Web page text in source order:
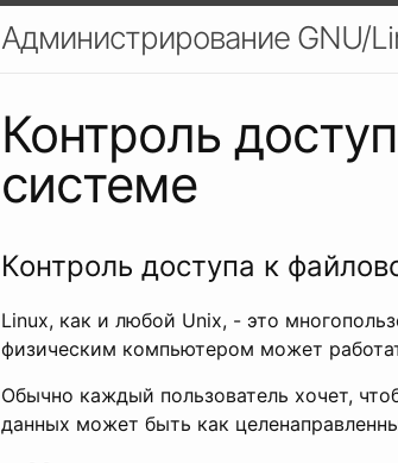
Администрирование GNU/
Контроль
системе
Контроль доступа к
Linux, как и любой Unix, - это
физическим компьютером может
Обычно каждый пользователь хочет,
данных может быть как